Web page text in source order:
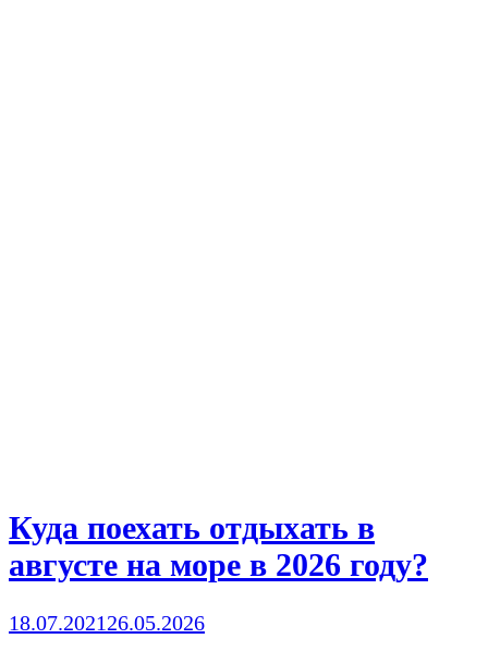
Куда поехать отдыхать в
августе на море в 2026 году?
18.07.202126.05.2026